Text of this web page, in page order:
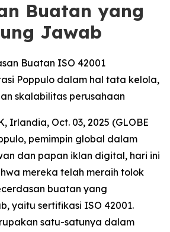
Buatan yang
Jawab
Buatan ISO 42001
Poppulo dalam hal tata kelola,
skalabilitas perusahaan
Irlandia, Oct. 03, 2025 (GLOBE
pemimpin global dalam
dan papan iklan digital, hari ini
mereka telah meraih tolok
buatan yang
yaitu sertifikasi ISO 42001.
satu-satunya dalam